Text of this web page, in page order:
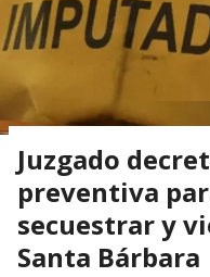
Juzgado
preventiva
secuestrar y
Santa Bárbara